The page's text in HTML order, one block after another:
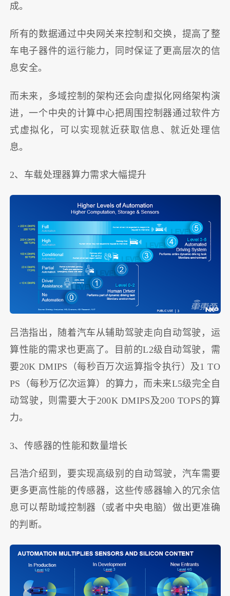
成。
所有的数据通过中央网关来控制和交换，提高了整
车电子器件的运行能力，同时保证了更高层次的信
息安全。
而未来，多域控制的架构还会向虚拟化网络架构演
进，一个中央的计算中心把周围控制器通过软件方
式虚拟化，可以实现就近获取信息、就近处理信
息。
2、车载处理器算力需求大幅提升
吕浩指出，随着汽车从辅助驾驶走向自动驾驶，运
算性能的需求也更高了。目前的L2级自动驾驶，需
要20K DMIPS（每秒百万次运算指令执行）及1 TO
PS（每秒万亿次运算）的算力，而未来L5级完全自
动驾驶，则需要大于200K DMIPS及200 TOPS的算
力。
3、传感器的性能和数量增长
吕浩介绍到，要实现高级别的自动驾驶，汽车需要
更多更高性能的传感器，这些传感器输入的冗余信
息可以帮助域控制器（或者中央电脑）做出更准确
的判断。